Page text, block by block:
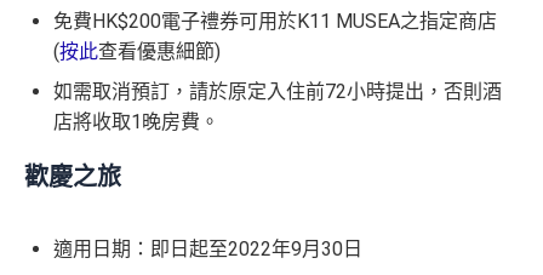
免費HK$200電子禮券可用於K11 MUSEA之指定商店
(按此查看優惠細節)
如需取消預訂，請於原定入住前72小時提出，否則酒
店將收取1晚房費。
歡慶之旅
適用日期：即日起至2022年9月30日